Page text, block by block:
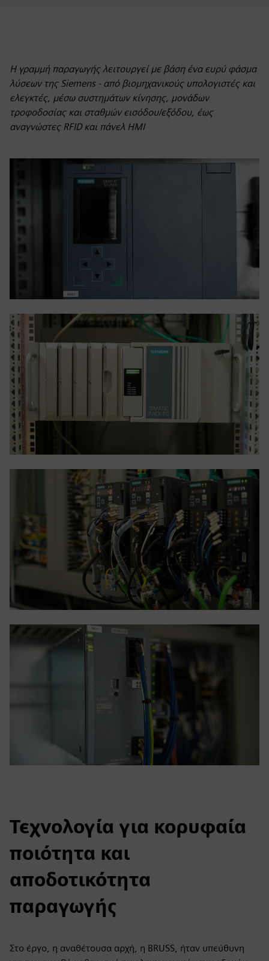
Η γραμμή παραγωγής λειτουργεί με βάση ένα ευρύ φάσμα
λύσεων της Siemens - από βιομηχανικούς υπολογιστές και
ελεγκτές, μέσω συστημάτων κίνησης, μονάδων
τροφοδοσίας και σταθμών εισόδου/εξόδου, έως
αναγνώστες RFID και πάνελ HMI
Τεχνολογία για κορυφαία
ποιότητα και
αποδοτικότητα
παραγωγής
Στο έργο, η αναθέτουσα αρχή, η BRUSS, ήταν υπεύθυνη